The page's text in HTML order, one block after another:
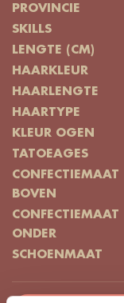
PROVINCIE
SKILLS
LENGTE (CM)
HAARKLEUR
HAARLENGTE
HAARTYPE
KLEUR OGEN
TATOEAGES
CONFECTIEMAAT
BOVEN
CONFECTIEMAAT
ONDER
SCHOENMAAT